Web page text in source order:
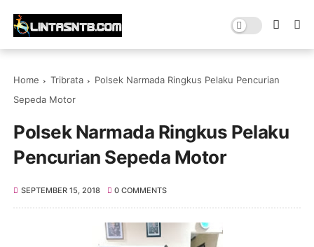
Home Tribrata
Polsek Narmada Ringkus Pelaku Pencurian
Sepeda Motor
Polsek Narmada Ringkus Pelaku
Pencurian Sepeda Motor
SEPTEMBER 15, 2018 0 COMMENTS